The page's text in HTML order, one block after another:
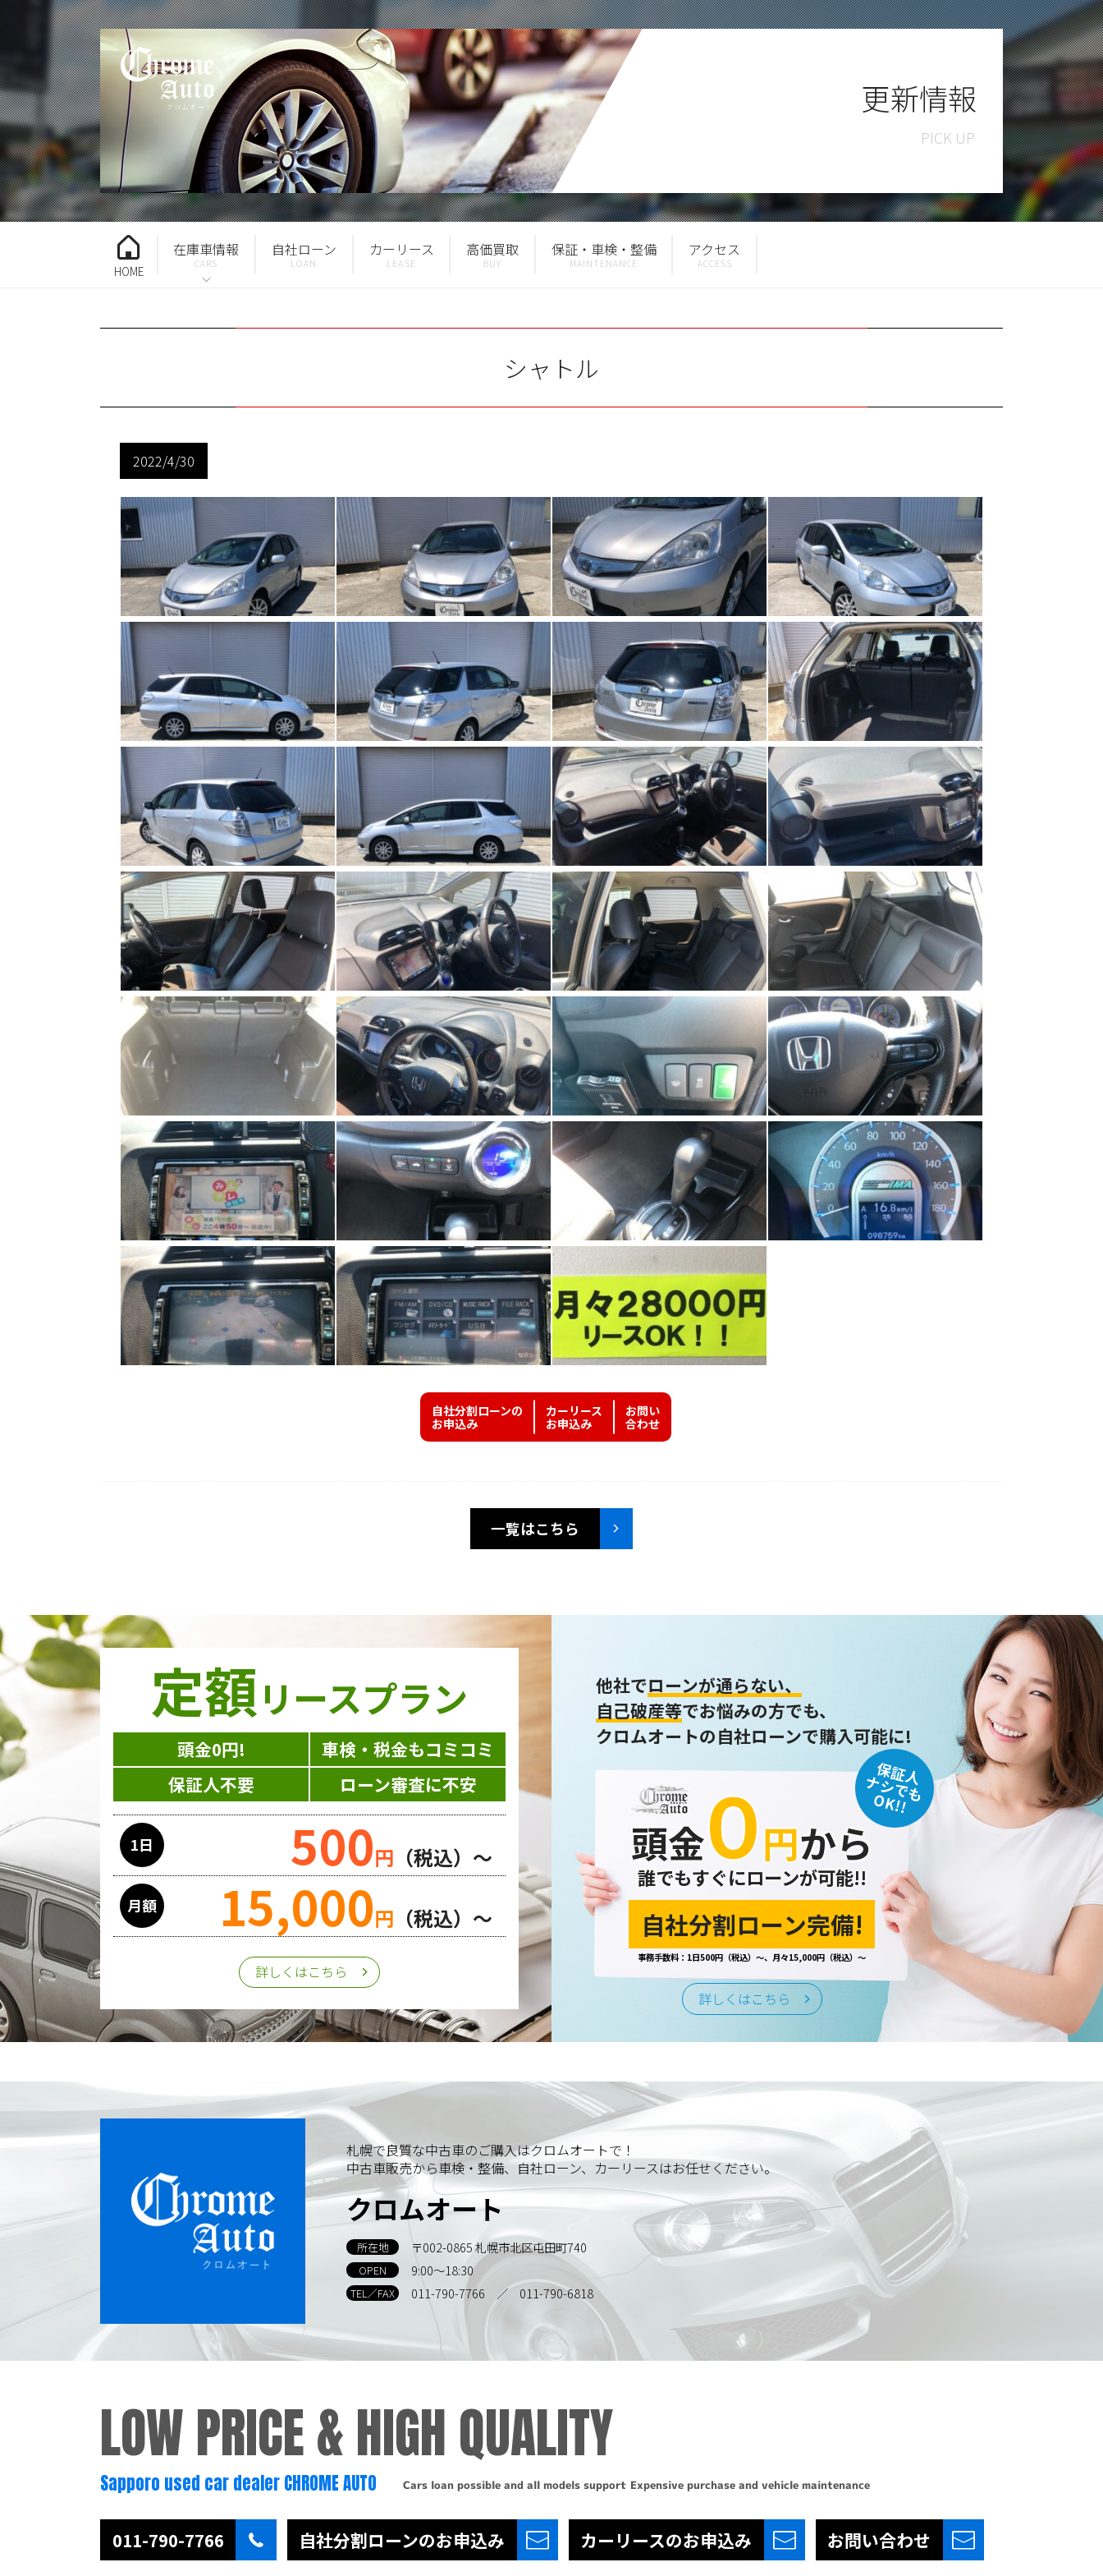
更新情報
HOME
在庫車情報 自社ローン カーリース 高価買取 保証・車検・整備 アクセス
シャトル
2022/4/30
自社分割ローンの
お申込み
カーリース
お申込み
お問い
合わせ
一覧はこちら
定額リースプラン
頭金0円!
車検・税金もコミコミ
保証人不要
ローン審査に不安
1日 500円 （税込）～
月額 15,000円 （税込）～
詳しくはこちら
他社でローンが通らない、
自己破産等でお悩みの方でも、
クロムオートの自社ローンで購入可能に!
保証人
ナシでも
OK!!
頭金０円から
誰でもすぐにローンが可能!!
自社分割ローン完備!
事務手数料：1日500円（税込）～、月々15,000円（税込）～
詳しくはこちら
札幌で良質な中古車のご購入はクロムオートで！
中古車販売から車検・整備、自社ローン、カーリースはお任せください。
クロムオート
所在地 〒002-0865 札幌市北区屯田町740
OPEN 9:00～18:30
TEL／FAX 011-790-7766 ／ 011-790-6818
LOW PRICE &HIGH QUALITY
Sapporo used car dealer CHROME AUTO Cars loan possible and all models support Expensive purchase and vehicle maintenance
011-790-7766 自社分割ローンのお申込み カーリースのお申込み お問い合わせ